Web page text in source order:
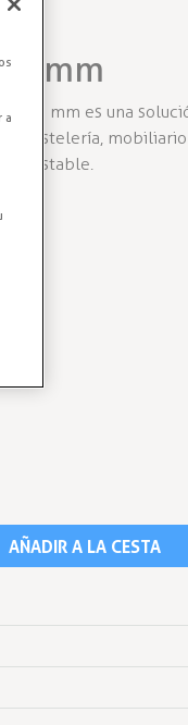
mm
125 mm es una
hostelería,
y estable.
AÑADIR A LA CESTA
a